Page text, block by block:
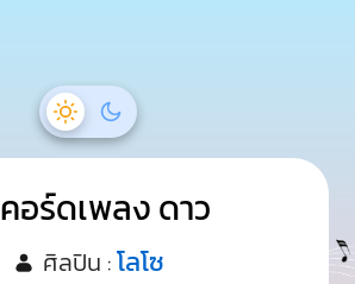
คอร์ดเพลง ดาว
ศิลปิน :โลโซ